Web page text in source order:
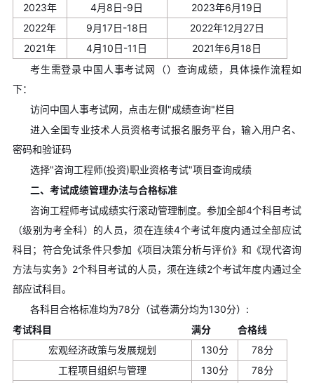
2023年
4月8日-9日
2023年6月19日
2022年
9月17日-18日
2022年12月27日
2021年
4月10日-11日
2021年6月18日
考生需登录​​中国人事考试网​​（）查询成绩，具体操作流程如
下：
访问中国人事考试网，点击左侧"成绩查询"栏目
进入全国专业技术人员资格考试报名服务平台，输入用户名、
密码和验证码
选择"咨询工程师(投资)职业资格考试"项目查询成绩
二、考试成绩管理办法与合格标准
咨询工程师考试成绩实行​​滚动管理制度​​。参加全部4个科目考试
（级别为考全科）的人员，须在​​连续4个考试年度内​​通过全部应试
科目；符合免试条件只参加《项目决策分析与评价》和《现代咨询
方法与实务》2个科目考试的人员，须在​​连续2个考试年度内​​通过全
部应试科目。
各科目合格标准均为78分（试卷满分均为130分）:
考试科目
满分
合格线
宏观经济政策与发展规划
130分
78分
工程项目组织与管理
130分
78分